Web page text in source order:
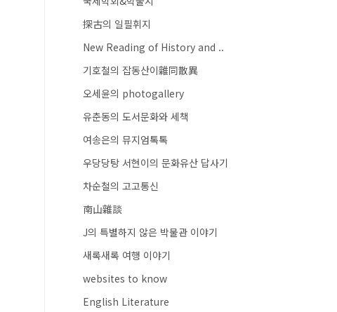
探古의 일필휘지
New Reading of History and ..
기호철의 잡동산이雜同散異
오세윤의 photogallery
유춘동의 도서문화와 세책
여송은의 뮤지엄톡톡
우당당탕 서현이의 문화유산 답사기
차순철의 고고통신
南山雜談
J의 특별하지 않은 박물관 이야기
새록새록 여행 이야기
websites to know
English Literature